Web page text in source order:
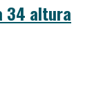
34 altura